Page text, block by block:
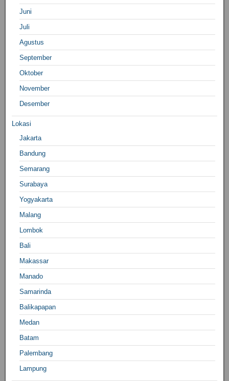
Juni
Juli
Agustus
September
Oktober
November
Desember
Lokasi
Jakarta
Bandung
Semarang
Surabaya
Yogyakarta
Malang
Lombok
Bali
Makassar
Manado
Samarinda
Balikapapan
Medan
Batam
Palembang
Lampung